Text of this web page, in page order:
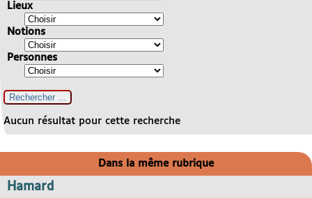
Lieux
Notions
Personnes
Aucun résultat pour cette recherche
Dans la même rubrique
Hamard